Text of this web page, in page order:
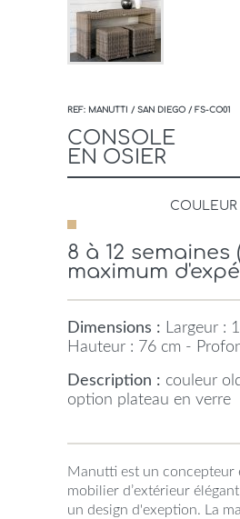
REF: MANUTTI / SAN DIEGO / FS-CO01
CONSOLE
EN OSIER
COULEUR
8 à 12 semaines
maximum
Dimensions : Largeur :
Hauteur : 76 cm -
Description : couleur
option plateau en verre
Manutti est un concepteur
mobilier d’extérieur
un design d'exeption. La